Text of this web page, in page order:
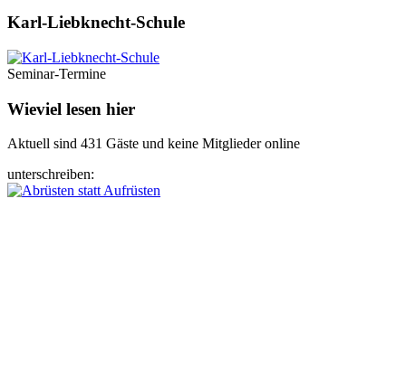
Karl-Liebknecht-­Schule
Seminar-Termine
Wieviel lesen hier
Aktuell sind 431 Gäste und keine Mitglieder online
unterschreiben: